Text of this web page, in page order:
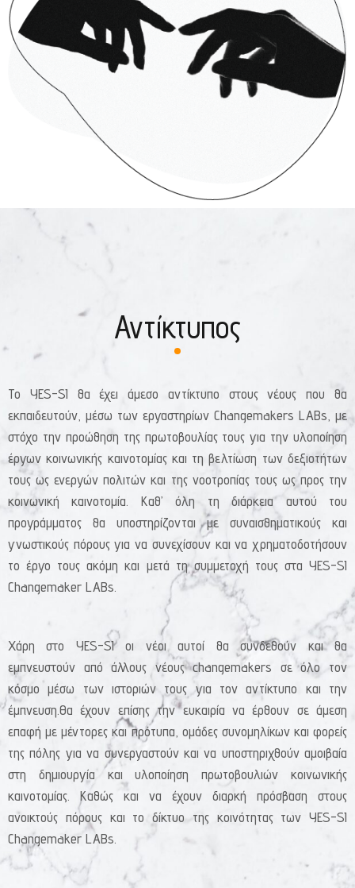
Αντίκτυπος
Το YES-SI θα έχει άμεσο αντίκτυπο στους νέους που θα
εκπαιδευτούν, μέσω των εργαστηρίων Changemakers LABs, με
στόχο την προώθηση της πρωτοβουλίας τους για την υλοποίηση
έργων κοινωνικής καινοτομίας και τη βελτίωση των δεξιοτήτων
τους ως ενεργών πολιτών και της νοοτροπίας τους ως προς την
κοινωνική καινοτομία. Καθ’ όλη τη διάρκεια αυτού του
προγράμματος θα υποστηρίζονται με συναισθηματικούς και
γνωστικούς πόρους για να συνεχίσουν και να χρηματοδοτήσουν
το έργο τους ακόμη και μετά τη συμμετοχή τους στα YES-SI
Changemaker LABs.
Χάρη στο YES-SI οι νέοι αυτοί θα συνδεθούν και θα
εμπνευστούν από άλλους νέους changemakers σε όλο τον
κόσμο μέσω των ιστοριών τους για τον αντίκτυπο και την
έμπνευση.Θα έχουν επίσης την ευκαιρία να έρθουν σε άμεση
επαφή με μέντορες και πρότυπα, ομάδες συνομηλίκων και φορείς
της πόλης για να συνεργαστούν και να υποστηριχθούν αμοιβαία
στη δημιουργία και υλοποίηση πρωτοβουλιών κοινωνικής
καινοτομίας. Καθώς και να έχουν διαρκή πρόσβαση στους
ανοικτούς πόρους και το δίκτυο της κοινότητας των YES-SI
Changemaker LABs.